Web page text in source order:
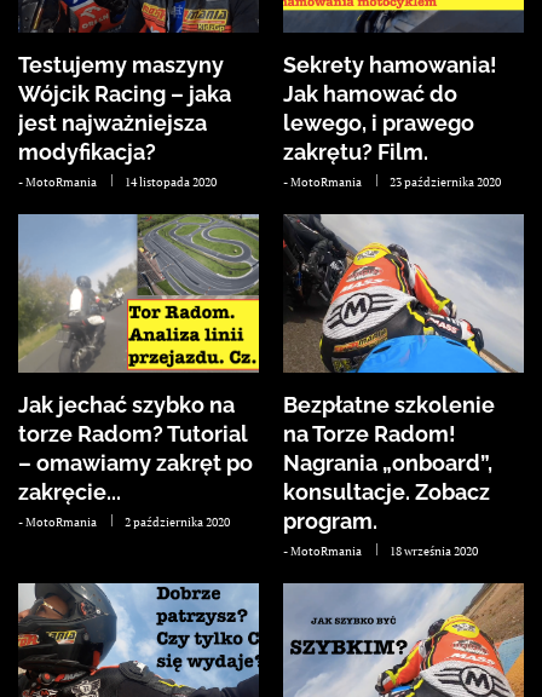
Testujemy maszyny
Wójcik Racing – jaka
jest najważniejsza
modyfikacja?
-MotoRmania 14 listopada 2020
Sekrety hamowania!
Jak hamować do
lewego, i prawego
zakrętu? Film.
-MotoRmania 23 października 2020
Jak jechać szybko na
torze Radom? Tutorial
– omawiamy zakręt po
zakręcie...
-MotoRmania 2 października 2020
Bezpłatne szkolenie
na Torze Radom!
Nagrania „onboard”,
konsultacje. Zobacz
program.
-MotoRmania 18 września 2020